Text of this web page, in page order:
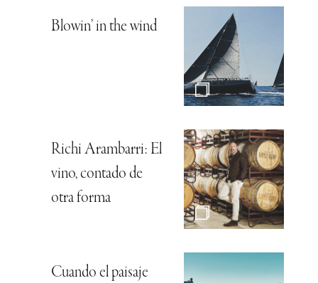
Blowin’ in the wind
Richi Arambarri: El
vino, contado de
otra forma
Cuando el paisaje